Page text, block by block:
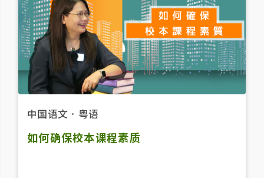
中国语文 ． 粤语
如何确保校本课程素质